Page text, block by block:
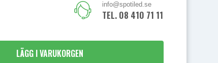
info@spotiled.se
TEL. 08 410 71 111
LÄGG I VARUKORGEN